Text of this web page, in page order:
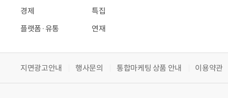
경제
플랫폼·유통
특집
연재
지면광고안내 행사문의 통합마케팅 상품 안내 이용약관